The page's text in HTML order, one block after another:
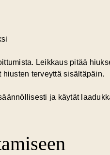
Leikkaus pitää
terveyttä sisältäpäin.
ja käytät